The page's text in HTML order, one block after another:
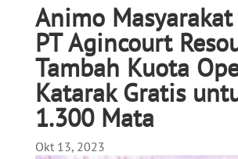
Animo Masyarakat
PT Agincourt
Tambah Kuota
Katarak Gratis
1.300 Mata
Okt 13, 2023